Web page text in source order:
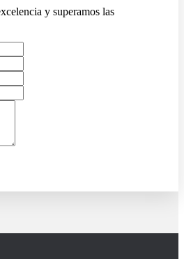
y superamos las